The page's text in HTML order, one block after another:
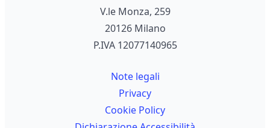
V.le Monza, 259
20126 Milano
P.IVA 12077140965
Note legali
Privacy
Cookie Policy